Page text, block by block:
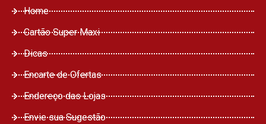
Home
Cartão Super Maxi
Dicas
Encarte de Ofertas
Endereço das Lojas
Envie sua Sugestão